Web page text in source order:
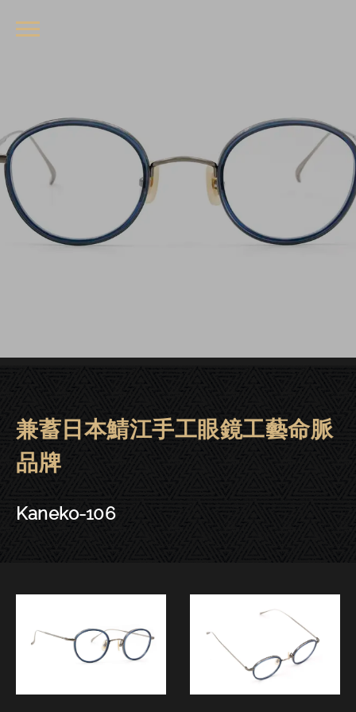
金子眼鏡 | 大安．東門－
兼蓄日本鯖江手工眼鏡工藝命脈
品牌
Kaneko-106